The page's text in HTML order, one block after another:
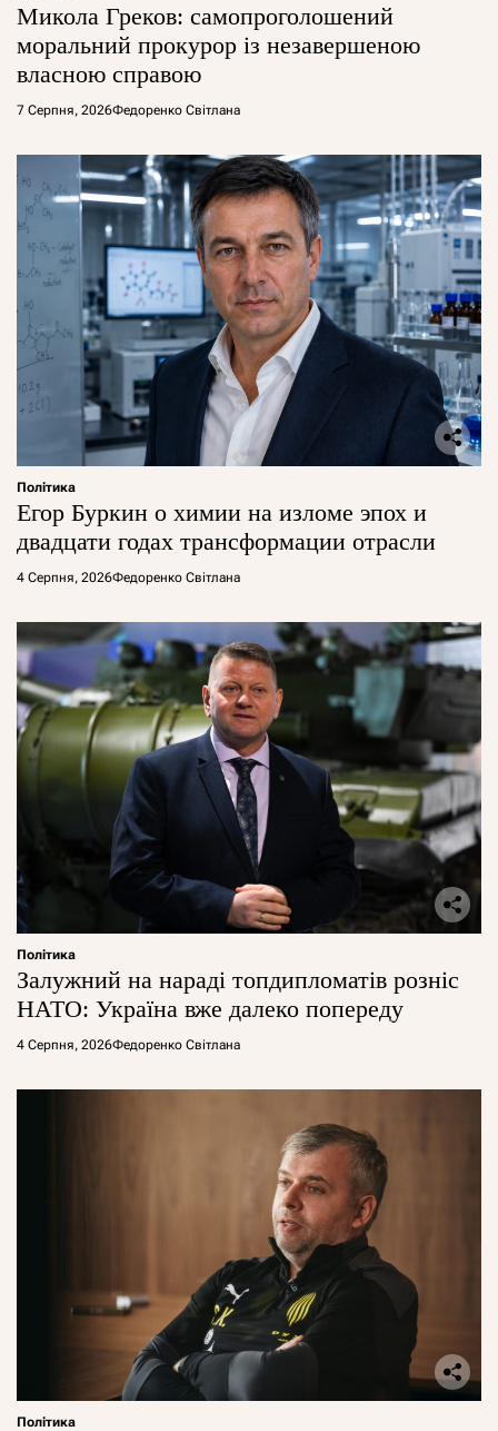
Микола Греков: самопроголошений
моральний прокурор із незавершеною
власною справою
7 Серпня, 2026Федоренко Світлана
Політика
Егор Буркин о химии на изломе эпох и
двадцати годах трансформации отрасли
4 Серпня, 2026Федоренко Світлана
Політика
Залужний на нараді топдипломатів розніс
НАТО: Україна вже далеко попереду
4 Серпня, 2026Федоренко Світлана
Політика